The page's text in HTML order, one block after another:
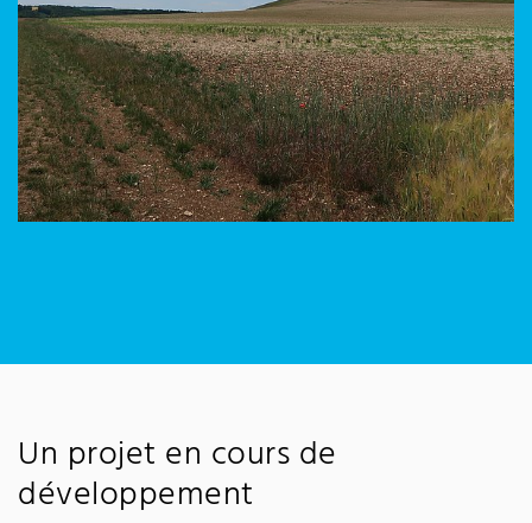
Un projet en cours de
développement